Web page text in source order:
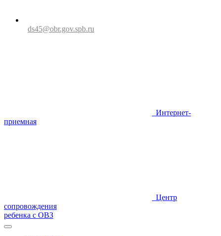
ds45@obr.gov.spb.ru
Интернет-
приемная
Центр
сопровождения
ребенка с ОВЗ